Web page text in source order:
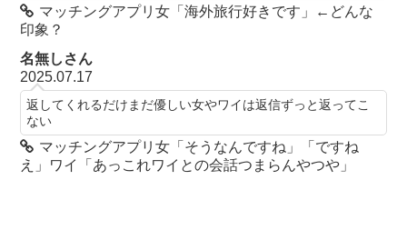
マッチングアプリ女「海外旅行好きです」←どんな
印象？
名無しさん
2025.07.17
返してくれるだけまだ優しい女やワイは返信ずっと返ってこ
ない
マッチングアプリ女「そうなんですね」「ですね
え」ワイ「あっこれワイとの会話つまらんやつや」